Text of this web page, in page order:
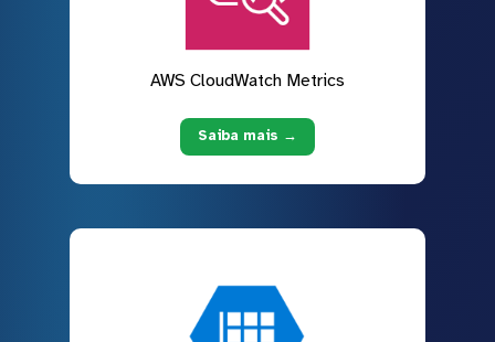
AWS CloudWatch Metrics
Saiba mais →